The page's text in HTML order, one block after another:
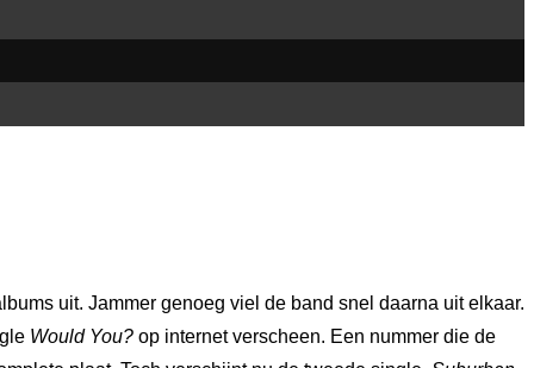
uit. Jammer genoeg viel de band snel daarna uit elkaar.
Would You? op internet verscheen. Een nummer die de